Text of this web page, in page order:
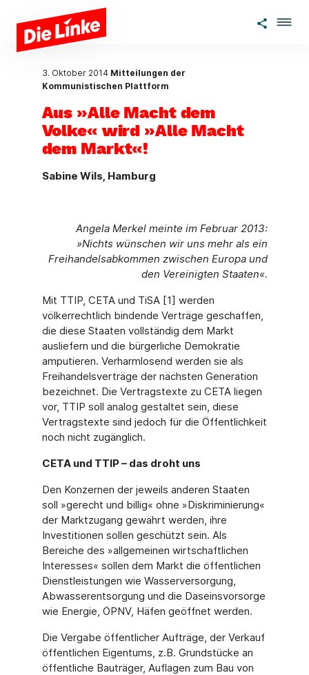
Zum Hauptinhalt springen
3. Oktober 2014 Mitteilungen der
Kommunistischen Plattform
Aus »Alle Macht dem
Volke« wird »Alle Macht
dem Markt«!
Sabine Wils, Hamburg
Angela Merkel meinte im Februar 2013:
»Nichts wünschen wir uns mehr als ein
Freihandelsabkommen zwischen Europa und
den Vereinigten Staaten«.
Mit TTIP, CETA und TiSA [1] werden
völkerrechtlich bindende Verträge geschaffen,
die diese Staaten vollständig dem Markt
ausliefern und die bürgerliche Demokratie
amputieren. Verharmlosend werden sie als
Freihandelsverträge der nächsten Generation
bezeichnet. Die Vertragstexte zu CETA liegen
vor, TTIP soll analog gestaltet sein, diese
Vertragstexte sind jedoch für die Öffentlichkeit
noch nicht zugänglich.
CETA und TTIP – das droht uns
Den Konzernen der jeweils anderen Staaten
soll »gerecht und billig« ohne »Diskriminierung«
der Marktzugang gewährt werden, ihre
Investitionen sollen geschützt sein. Als
Bereiche des »allgemeinen wirtschaftlichen
Interesses« sollen dem Markt die öffentlichen
Dienstleistungen wie Wasserversorgung,
Abwasserentsorgung und die Daseinsvorsorge
wie Energie, ÖPNV, Häfen geöffnet werden.
Die Vergabe öffentlicher Aufträge, der Verkauf
öffentlichen Eigentums, z.B. Grundstücke an
öffentliche Bauträger, Auflagen zum Bau von